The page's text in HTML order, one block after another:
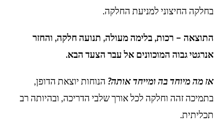
בחלקה החיצוני למניעת החלקה.
התוצאה – רכות, בלימה מעולה, תנועה חלקה, והחזר
אנרגטי גבוה המוכוונים אל עבר הצעד הבא.
אז מה מיוחד בה ומייחד אותה? הנוחות יוצאת הדופן,
בתמיכה זהה וחלקה לכל אורך שלבי הדריכה, ובהיותה רב
תכליתית.